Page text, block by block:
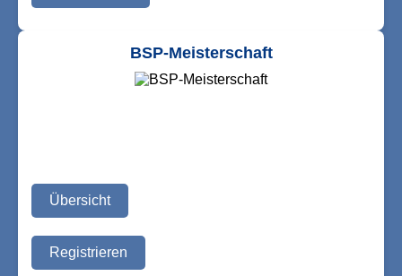
BSP-Meisterschaft
Übersicht
Registrieren